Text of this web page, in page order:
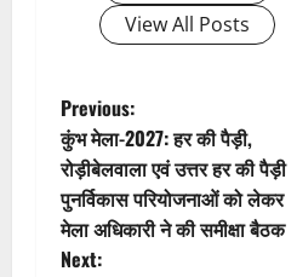
t
i
o
View All Posts
P
o
s
Previous:
कुंभ मेला-2027: हर की पैड़ी,
रोड़ीबेलवाला एवं उत्तर हर की पैड़ी
पुनर्विकास परियोजनाओं को लेकर
मेला अधिकारी ने की समीक्षा बैठक
Next: